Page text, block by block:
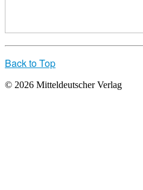
Back to Top
© 2026 Mitteldeutscher Verlag